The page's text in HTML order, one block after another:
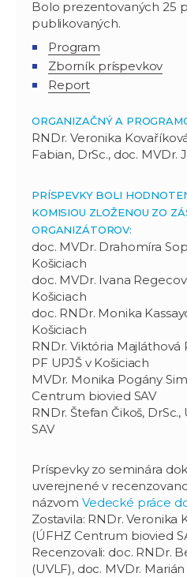
Bolo prezentovaných 25
publikovaných.
Program
Zborník príspevkov
Report
ORGANIZAČNÝ A
RNDr. Veronika
Fabian, DrSc., doc. MVDr.
PRÍSPEVKY BOLI
KOMISIOU ZLOŽENOU ZO
ORGANIZÁTOROV:
doc. MVDr. Drahomíra
Košiciach
doc. MVDr. Ivana
Košiciach
doc. RNDr. Monika
Košiciach
RNDr. Viktória Majláthová
PF UPJŠ v Košiciach
MVDr. Monika Pogány
Centrum biovied SAV
RNDr. Štefan Čikoš,
SAV
Príspevky zo seminára
uverejnené v
názvom Vedecké práce
Zostavila: RNDr. Veronika
(ÚFHZ Centrum biovied
Recenzovali: doc. RNDr.
(UVLF), doc. MVDr.